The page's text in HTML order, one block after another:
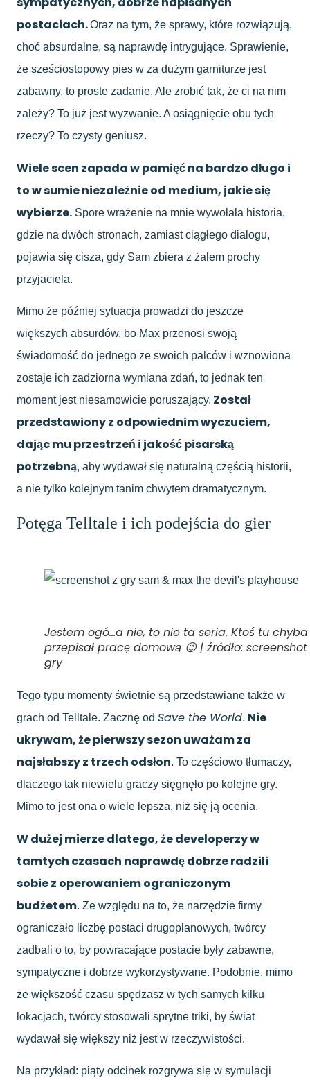
postaciach.Oraz na tym, że sprawy, które rozwiązują,
choć absurdalne, są naprawdę intrygujące. Sprawienie,
że sześciostopowy pies w za dużym garniturze jest
zabawny, to proste zadanie. Ale zrobić tak, że ci na nim
zależy? To już jest wyzwanie. A osiągnięcie obu tych
rzeczy? To czysty geniusz.
Wiele scen zapada w pamięć na bardzo długo i
to w sumie niezależnie od medium, jakie się
wybierze. Spore wrażenie na mnie wywołała historia,
gdzie na dwóch stronach, zamiast ciągłego dialogu,
pojawia się cisza, gdy Sam zbiera z żalem prochy
przyjaciela.
Mimo że później sytuacja prowadzi do jeszcze
większych absurdów, bo Max przenosi swoją
świadomość do jednego ze swoich palców i wznowiona
zostaje ich zadziorna wymiana zdań, to jednak ten
moment jest niesamowicie poruszający. Został
przedstawiony z odpowiednim wyczuciem,
dając mu przestrzeń i jakość pisarską
potrzebną, aby wydawał się naturalną częścią historii,
a nie tylko kolejnym tanim chwytem dramatycznym.
Potęga Telltale i ich podejścia do gier
Jestem ogó…a nie, to nie ta seria. Ktoś tu chyba
przepisał pracę domową 😉 | źródło: screenshot
gry
Tego typu momenty świetnie są przedstawiane także w
grach od Telltale. Zacznę od Save the World. Nie
ukrywam, że pierwszy sezon uważam za
najsłabszy z trzech odsłon. To częściowo tłumaczy,
dlaczego tak niewielu graczy sięgnęło po kolejne gry.
Mimo to jest ona o wiele lepsza, niż się ją ocenia.
W dużej mierze dlatego, że developerzy w
tamtych czasach naprawdę dobrze radzili
sobie z operowaniem ograniczonym
budżetem. Ze względu na to, że narzędzie firmy
ograniczało liczbę postaci drugoplanowych, twórcy
zadbali o to, by powracające postacie były zabawne,
sympatyczne i dobrze wykorzystywane. Podobnie, mimo
że większość czasu spędzasz w tych samych kilku
lokacjach, twórcy stosowali sprytne triki, by świat
wydawał się większy niż jest w rzeczywistości.
Na przykład: piąty odcinek rozgrywa się w symulacji